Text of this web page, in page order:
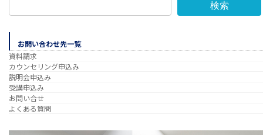
検索
お問い合わせ先一覧
資料請求
カウンセリング申込み
説明会申込み
受講申込み
お問い合せ
よくある質問